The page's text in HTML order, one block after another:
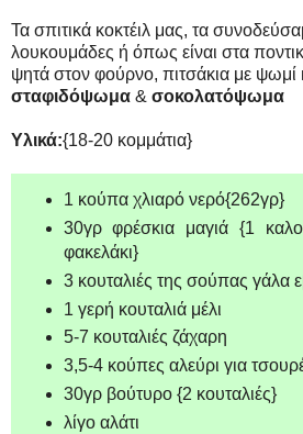
Τα σπιτικά κοκτέιλ μας, τα
λουκουμάδες ή όπως είναι στα
ψητά στον φούρνο, πιτσάκια με ψωμί
σταφιδόψωμα & σοκολατόψωμα
Υλικά:{18-20 κομμάτια}
1 κούπα χλιαρό νερό{262γρ}
30γρ φρέσκια μαγιά {1
φακελάκι}
3 κουταλιές της σούπας γάλα
1 γερή κουταλιά μέλι
5-7 κουταλιές ζάχαρη
3,5-4 κούπες αλεύρι για
30γρ βούτυρο {2 κουταλιές}
λίγο αλάτι